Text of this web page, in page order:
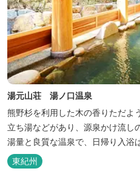
湯元山荘 湯ノ口温泉
熊野杉を利用した木の香りただよ
立ち湯などがあり、源泉かけ流し
湯量と良質な温泉で、日帰り入浴
などの宿泊施設も備えているので
楽しむ人も多いです。
東紀州